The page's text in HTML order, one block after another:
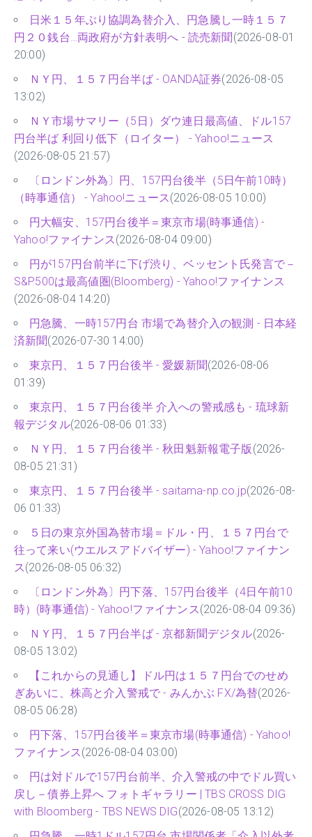
日米１５年ぶり協調為替介入、円急騰し一時１５７
円２０銭台…両政府が方針表明へ - 読売新聞 (2026-08-01
20:00)
ＮＹ円、１５７円台半ば - OANDA証券(2026-08-05
13:02)
ＮＹ市場サマリー（5日）ダウ連日最高値、ドル157
円台半ば 利回り低下（ロイター） - Yahoo!ニュース
(2026-08-05 21:57)
〔ロンドン外為〕円、157円台後半（5日午前10時）
（時事通信） - Yahoo!ニュース(2026-08-05 10:00)
円大幅安、157円台後半＝東京市場(時事通信) -
Yahoo!ファイナンス(2026-08-04 09:00)
円が157円台前半に下げ渋り、ベッセント氏発言で－
S&P500は最高値圏(Bloomberg) - Yahoo!ファイナンス
(2026-08-04 14:20)
円急騰、一時157円台 市場で為替介入の観測 - 日本経
済新聞(2026-07-30 14:00)
東京円、１５７円台後半 - 愛媛新聞(2026-08-06
01:39)
東京円、１５７円台後半 介入への警戒感も - 琉球新
報デジタル(2026-08-06 01:33)
ＮＹ円、１５７円台後半 - 秋田魁新報電子版 (2026-
08-05 21:31)
東京円、１５７円台後半 - saitama-np.co.jp(2026-08-
06 01:33)
５日の東京外国為替市場＝ドル・円、１５７円台で
往って来い(ウエルスアドバイザー) - Yahoo!ファイナン
ス(2026-08-05 06:32)
〔ロンドン外為〕円下落、157円台後半（4日午前10
時）(時事通信) - Yahoo!ファイナンス(2026-08-04 09:36)
ＮＹ円、１５７円台半ば - 京都新聞デジタル(2026-
08-05 13:02)
【これからの見通し】ドル円は１５７円台でのせめ
ぎあいに、株高と介入警戒で - みんかぶ FX/為替(2026-
08-05 06:28)
円下落、157円台後半＝東京市場(時事通信) - Yahoo!
ファイナンス(2026-08-04 03:00)
円は対ドルで157円台前半、介入警戒の中でドル買い
戻し－債券上昇へ フォトギャラリー | TBS CROSS DIG
with Bloomberg - TBS NEWS DIG(2026-08-05 13:12)